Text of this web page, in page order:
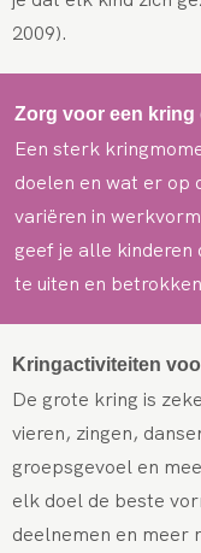
2009).
Zorg voor een kring
Een sterk
doelen en wat er op
variëren in
geef je alle kinderen
te uiten en
Kringactiviteiten
De grote kring is
vieren, zingen,
groepsgevoel en
elk doel de beste
deelnemen en meer